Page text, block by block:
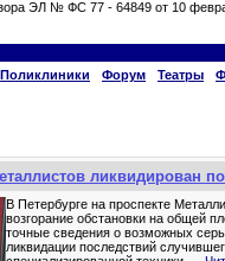
ЭЛ № ФС 77 - 64849 от 10
Поликлиники Форум Театры
ликвидирован
В Петербурге на проспекте
возгорание обстановки на общей
точные сведения о возможных
ликвидации последствий